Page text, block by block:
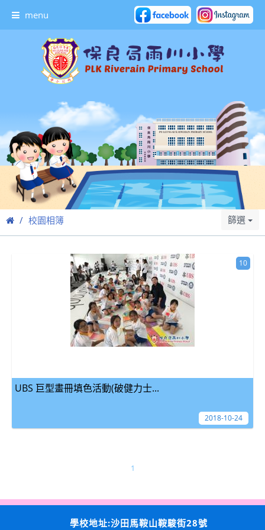
menu
校園相簿 篩選
UBS 巨型畫冊填色活動(破健力士...
10
2018-10-24
1
學校地址:沙田馬鞍山鞍駿街28號